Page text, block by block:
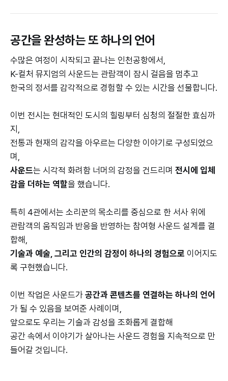
공간을 완성하는 또 하나의 언어
수많은 여정이 시작되고 끝나는 인천공항에서,
K-컬처 뮤지엄의 사운드는 관람객이 잠시 걸음을 멈추고
한국의 정서를 감각적으로 경험할 수 있는 시간을 선물합니다.
이번 전시는 현대적인 도시의 힐링부터 심청의 절절한 효심까
지,
전통과 현재의 감각을 아우르는 다양한 이야기로 구성되었으
며,
사운드는 시각적 화려함 너머의 감정을 건드리며 전시에 입체
감을 더하는 역할을 했습니다.
특히 4관에서는 소리꾼의 목소리를 중심으로 한 서사 위에
관람객의 움직임과 반응을 반영하는 참여형 사운드 설계를 결
합해,
기술과 예술, 그리고 인간의 감정이 하나의 경험으로 이어지도
록 구현했습니다.
이번 작업은 사운드가 공간과 콘텐츠를 연결하는 하나의 언어
가 될 수 있음을 보여준 사례이며,
앞으로도 우리는 기술과 감성을 조화롭게 결합해
공간 속에서 이야기가 살아나는 사운드 경험을 지속적으로 만
들어갈 것입니다.